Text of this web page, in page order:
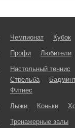
Чемпионат Кубок
Профи Любители
Настольный теннис
Стрельба
Фитнес
Лыжи Коньки
Тренажерные залы